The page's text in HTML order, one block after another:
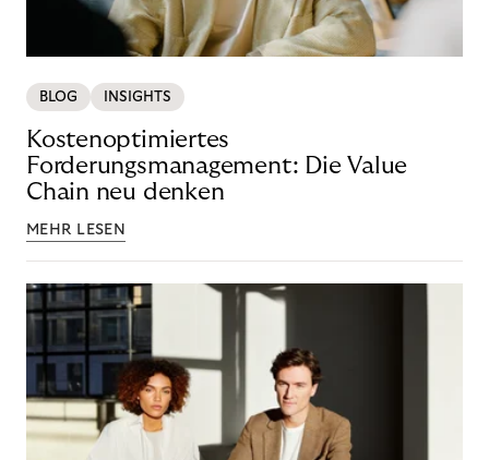
BLOG INSIGHTS
Kostenoptimiertes
Forderungsmanagement: Die Value
Chain neu denken
MEHR LESEN